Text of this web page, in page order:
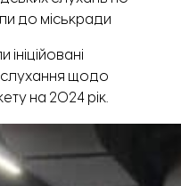
до міськради
слухання щодо
на 2024 рік.